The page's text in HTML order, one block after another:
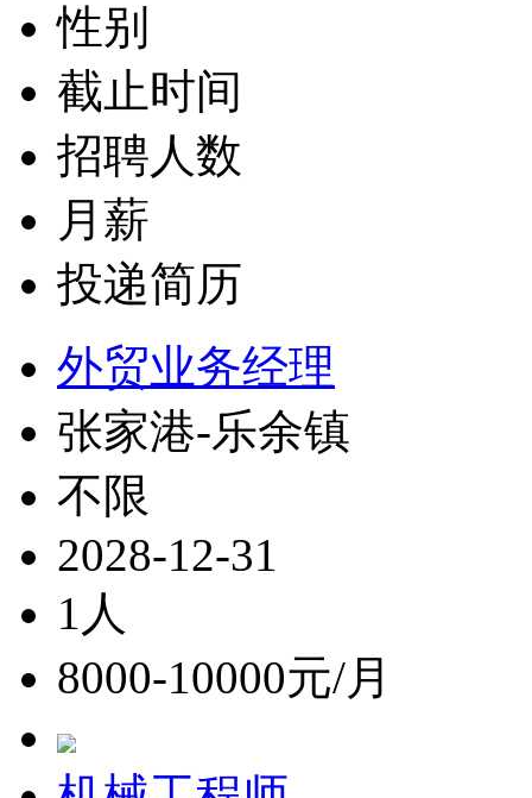
性别
截止时间
招聘人数
月薪
投递简历
外贸业务经理
张家港-乐余镇
不限
2028-12-31
1人
8000-10000元/月